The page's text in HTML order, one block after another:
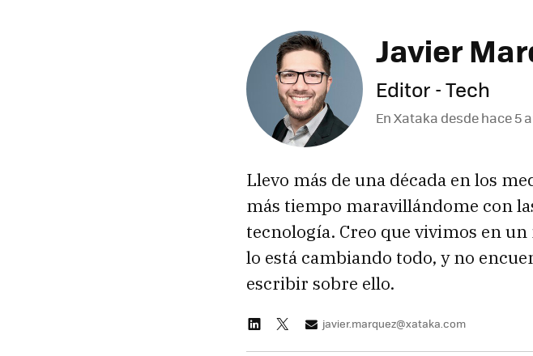
Javier
Editor - Tech
En Xataka desdehace 5
Llevo más de una década en los
más tiempo maravillándome con
tecnología. Creo que vivimos en
lo está cambiando todo, y no
escribir sobre ello.
javier.marquez@xataka.com